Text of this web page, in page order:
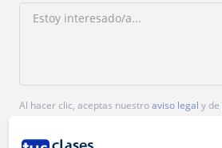
Al hacer clic, aceptas nuestroaviso legal y de